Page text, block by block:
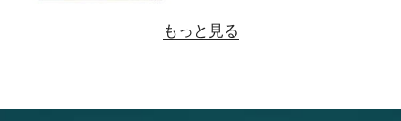
もっと見る